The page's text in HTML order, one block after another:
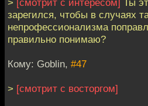
зарегился, чтобы в случаях
непрофессионализма
правильно понимаю?
Кому: Goblin, #47
> [смотрит с восторгом]